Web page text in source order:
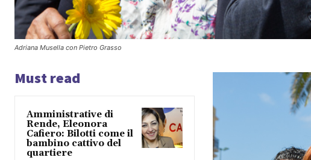
Adriana Musella con Pietro Grasso
Must read
Amministrative di
Rende, Eleonora
Cafiero: Bilotti come il
bambino cattivo del
quartiere